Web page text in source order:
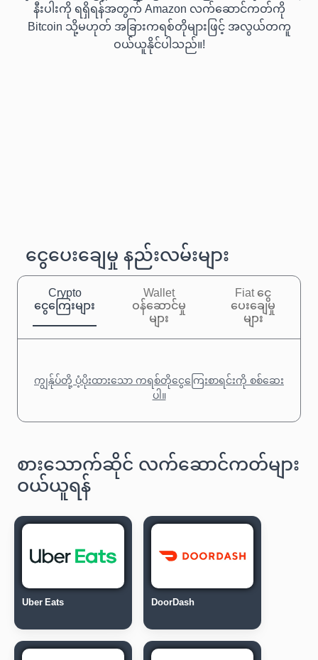
နီးပါးကို ရရှိရန်အတွက် Amazon လက်ဆောင်ကတ်ကို
Bitcoin သို့မဟုတ် အခြားကရစ်တိုများဖြင့် အလွယ်တကူ
ဝယ်ယူနိုင်ပါသည်။!
ငွေပေးချေမှု နည်းလမ်းများ
Crypto
ငွေကြေးများ
Wallet
ဝန်ဆောင်မှု
များ
Fiat ငွေ
ပေးချေမှု
များ
ကျွန်ုပ်တို့ ပံ့ပိုးထားသော ကရစ်တိုငွေကြေးစာရင်းကို စစ်ဆေး
ပါ။
စားသောက်ဆိုင် လက်ဆောင်ကတ်များ
ဝယ်ယူရန်
Uber Eats DoorDash